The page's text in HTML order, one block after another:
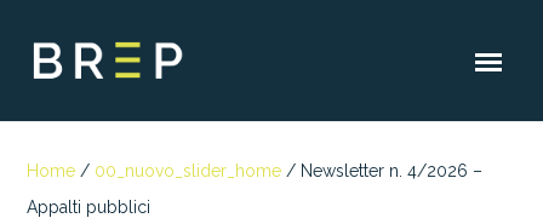
Home / 00_nuovo_slider_home / Newsletter n. 4/2026 –
Appalti pubblici